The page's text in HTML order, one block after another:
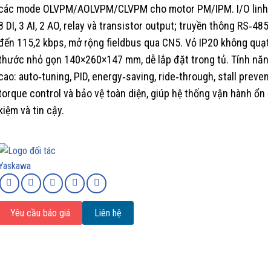
mode OLVPM/AOLVPM/CLVPM cho motor PM/IPM. I/O
DI, 3 AI, 2 AO, relay và transistor output; truyền thông
115,2 kbps, mở rộng fieldbus qua CN5. Vỏ IP20 không
nhỏ gọn 140×260×147 mm, dễ lắp đặt trong tủ. Tính
auto‑tuning, PID, energy‑saving, ride‑through, stall
control và bảo vệ toàn diện, giúp hệ thống vận hành
kiệm và tin cậy.
Yêu cầu báo giá Liên hệ